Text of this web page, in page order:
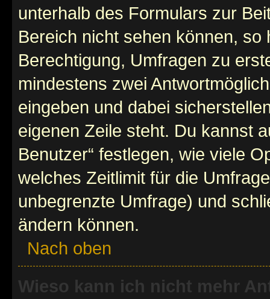
unterhalb des Formulars zur
Bereich nicht sehen können,
Berechtigung, Umfragen zu
mindestens zwei
eingeben und dabei
eigenen Zeile steht. Du kannst
Benutzer“ festlegen, wie viele
welches Zeitlimit für die
unbegrenzte Umfrage) und
ändern können.
Nach oben
Wieso kann ich nicht mehr